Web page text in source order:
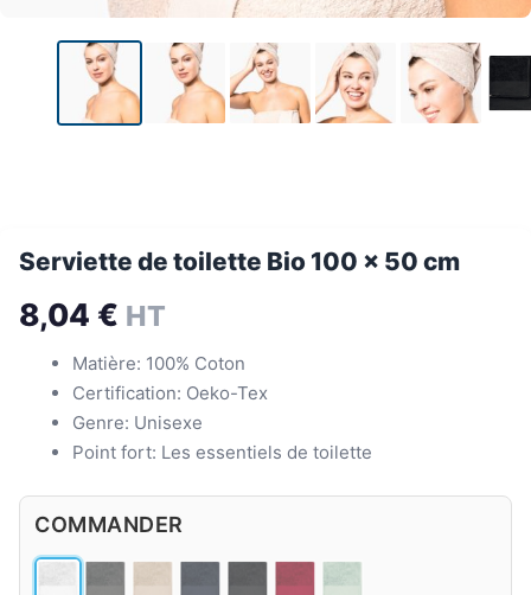
Serviette de toilette Bio 100 x 50 cm
8,04 € HT
Matière: 100% Coton
Certification: Oeko-Tex
Genre: Unisexe
Point fort: Les essentiels de toilette
COMMANDER